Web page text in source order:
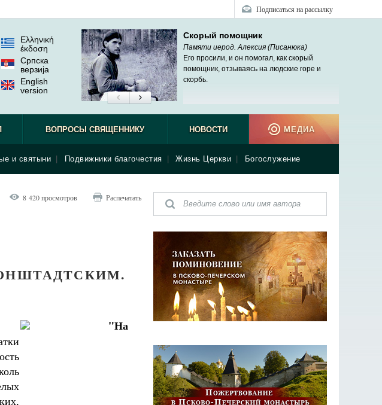
Подписаться на рассылку
Ελληνική
έκδοση
Српска
верзиjа
English
version
Скорый помощник
Памяти иерод. Алексия (Писанюка)
Его просили, и он помогал, как скорый
помощник, отзываясь на людские горе и
скорбь.
и святыни Подвижники благочестия Жизнь Церкви Богослужение
ВОПРОСЫ СВЯЩЕННИКУ НОВОСТИ МЕДИА
8 420 просмотров Распечатать